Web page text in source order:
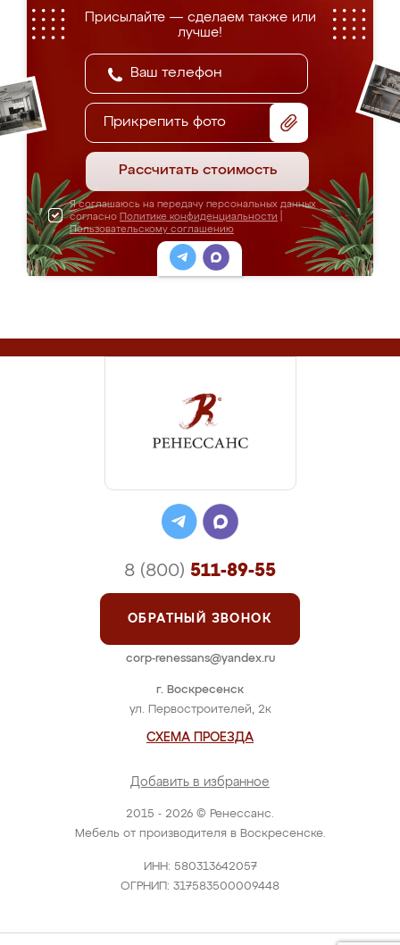
Присылайте — сделаем также или
лучше!
Прикрепить фото
Рассчитать стоимость
Я соглашаюсь на передачу персональных данных
согласно Политике конфиденциальности
Пользовательскому соглашению
2015 - 2026 © Ренессанс.
Мебель от производителя в Воскресенске.
ИНН: 580313642057
ОГРНИП: 317583500009448
г. Воскресенск
ул. Первостроителей, 2к
СХЕМА ПРОЕЗДА
Добавить в избранное
8 (800) 511-89-55
ОБРАТНЫЙ ЗВОНОК
corp-renessans@yandex.ru